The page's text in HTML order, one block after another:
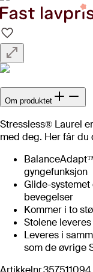
Om produktet
Stressless® Laurel
med deg. Her får du
gyngefunksjon
Glide-systemet
bevegelser
Kommer i to
Stolene
Leveres i
som de øvrige